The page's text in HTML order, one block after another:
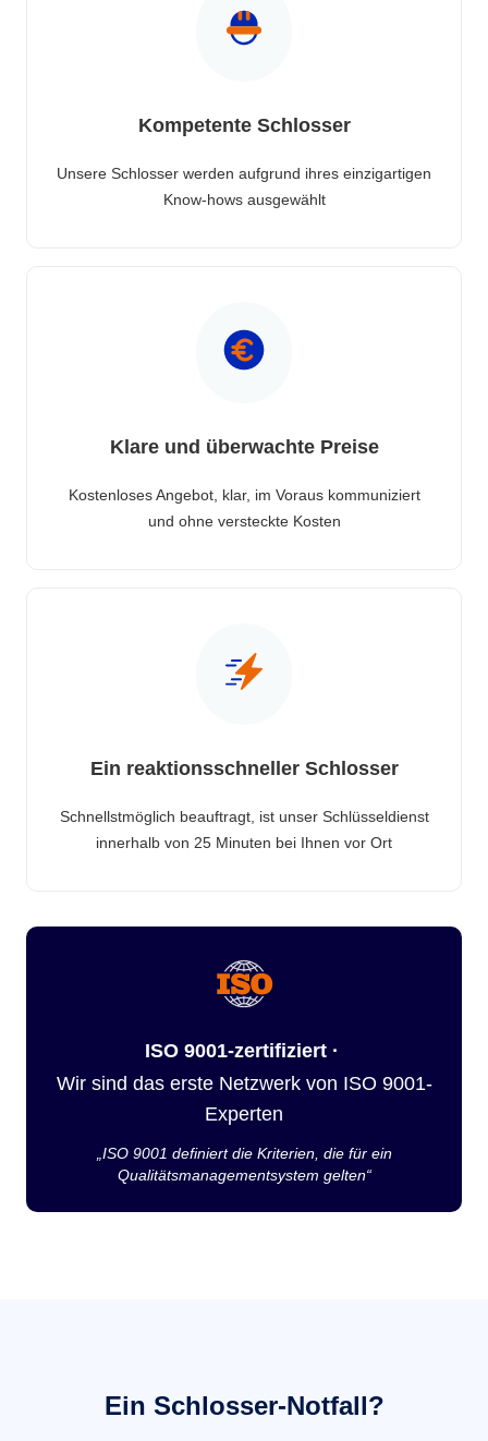
Kompetente Schlosser
Unsere Schlosser werden aufgrund ihres einzigartigen
Know-hows ausgewählt
Klare und überwachte Preise
Kostenloses Angebot, klar, im Voraus kommuniziert
und ohne versteckte Kosten
Ein reaktionsschneller Schlosser
Schnellstmöglich beauftragt, ist unser Schlüsseldienst
innerhalb von 25 Minuten bei Ihnen vor Ort
ISO 9001-zertifiziert ·
Wir sind das erste Netzwerk von ISO 9001-
Experten
„ISO 9001 definiert die Kriterien, die für ein
Qualitätsmanagementsystem gelten“
Ein Schlosser-Notfall?